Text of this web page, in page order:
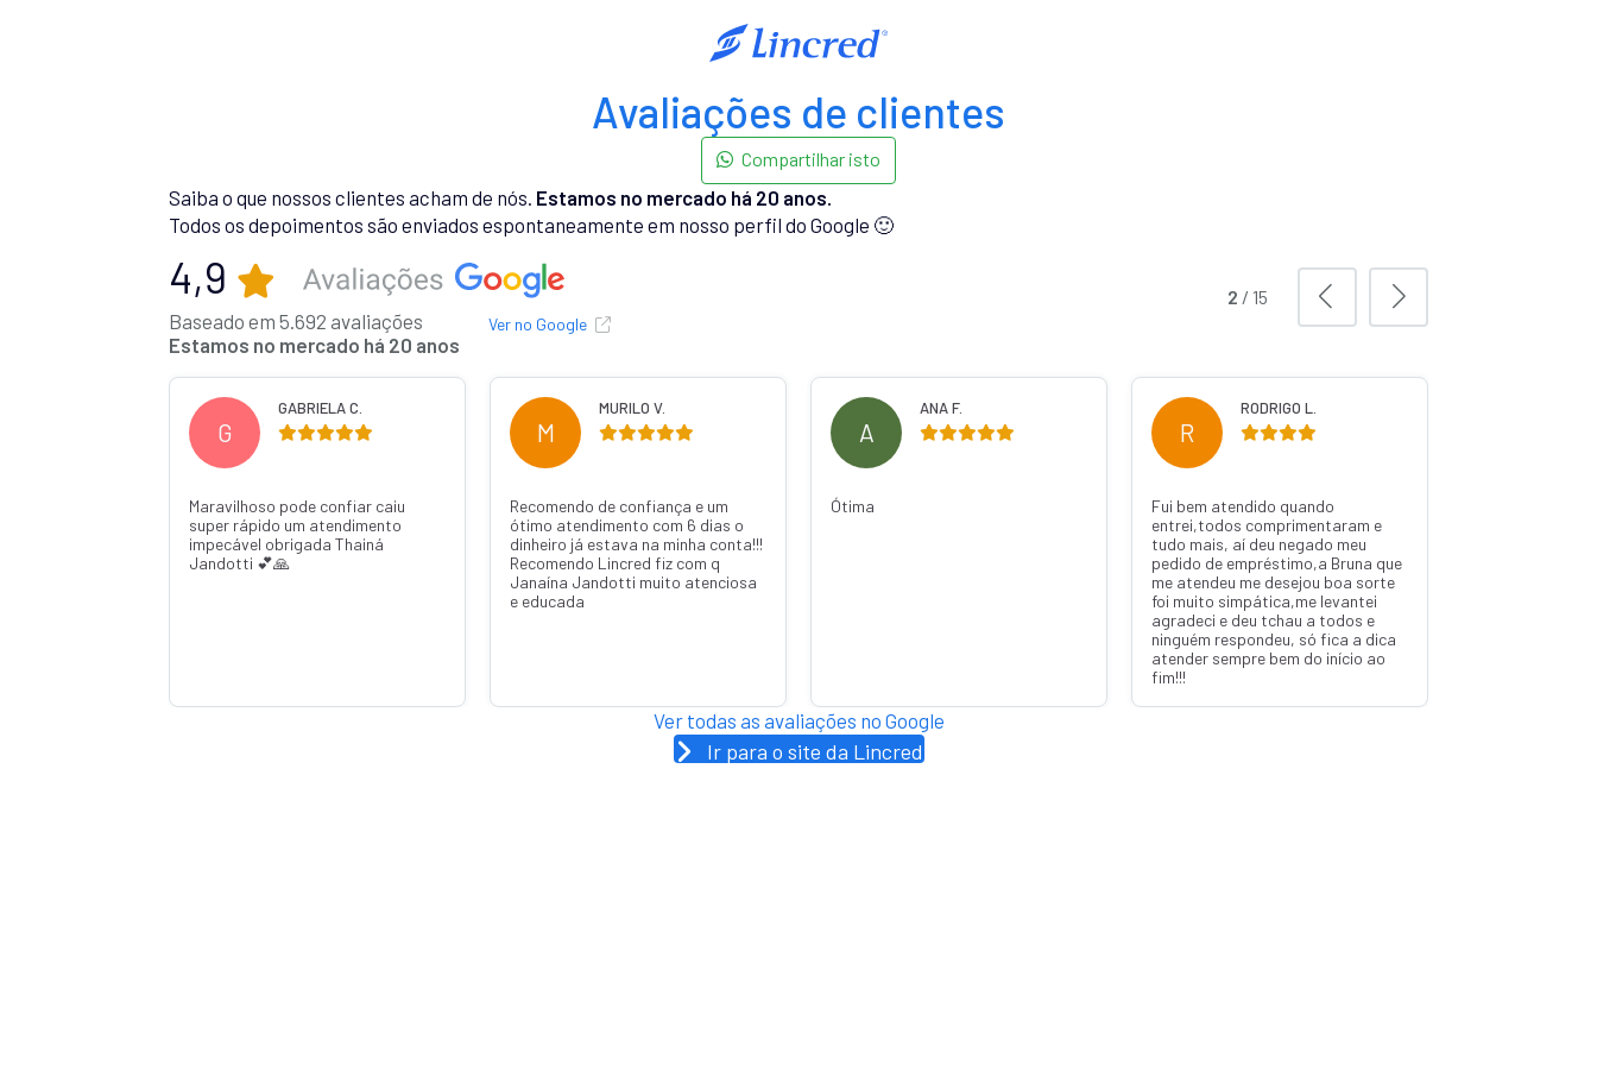
Avaliações de clientes
Compartilhar isto
Saiba o que nossos clientes acham de nós. Estamos no mercado há 20 anos.
Todos os depoimentos são enviados espontaneamente em nosso perfil do Google 🙂
4,9
Baseado em 5.692 avaliações
Estamos no mercado há 20 anos
Ver no Google
G
GABRIELA C.
Maravilhoso pode confiar caiu
super rápido um atendimento
impecável obrigada Thainá
Jandotti 💕🙏
M
MURILO V.
Recomendo de confiança e um
ótimo atendimento com 6 dias o
dinheiro já estava na minha conta!!!
Recomendo Lincred fiz com q
Janaína Jandotti muito atenciosa
e educada
A
ANA F.
Ótima
R
RODRIGO L.
Fui bem atendido quando
entrei,todos comprimentaram e
tudo mais, aí deu negado meu
pedido de empréstimo,a Bruna que
me atendeu me desejou boa sorte
foi muito simpática,me levantei
agradeci e deu tchau a todos e
ninguém respondeu, só fica a dica
atender sempre bem do início ao
fim!!!
2 / 15
Ver todas as avaliações no Google
Ir para o site da Lincred